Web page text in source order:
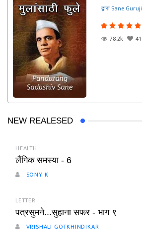
द्वारा Sane Guruji
78.2k
41
NEW REALESED
HEALTH
लैंगिक समस्या - 6
SONY K
LETTER
पत्रसुमने...सुहाना सफर - भाग ९
VRISHALI GOTKHINDIKAR